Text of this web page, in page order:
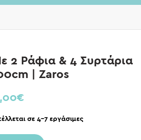
2 Ράφια & 4 Συρτάρια
| Zaros
€
σε 4-7 εργάσιμες